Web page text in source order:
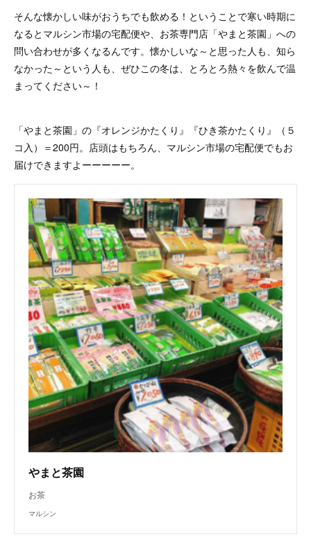
そんな懐かしい味がおうちでも飲める！ということで寒い時期に
なるとマルシン市場の宅配便や、お茶専門店「やまと茶園」への
問い合わせが多くなるんです。懐かしいな～と思った人も、知ら
なかった～という人も、ぜひこの冬は、とろとろ熱々を飲んで温
まってください～！
「やまと茶園」の『オレンジかたくり』『ひき茶かたくり』（５
コ入）＝200円。店頭はもちろん、マルシン市場の宅配便でもお
届けできますよーーーーー。
やまと茶園
お茶
マルシン